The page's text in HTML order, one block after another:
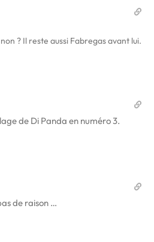
? Il reste aussi Fabregas avant lui.
de Di Panda en numéro 3.
de raison …